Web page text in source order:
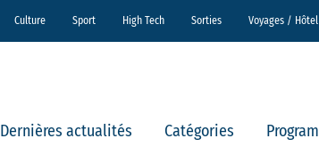
Culture Sport High Tech Sorties Voyages /
Dernières actualités Catégories